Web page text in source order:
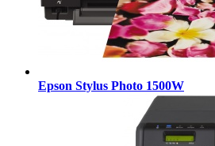
Epson Stylus Photo 1500W